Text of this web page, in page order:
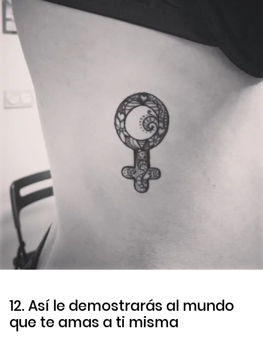
12. Así le demostrarás al mundo
que te amas a ti misma